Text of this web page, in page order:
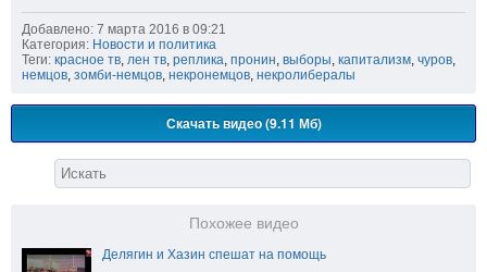
Добавлено: 7 марта 2016 в 09:21
Категория: Новости и политика
Теги: красное тв лен тв реплика пронин выборы капитализм чуров
немцов зомби-немцов некронемцов некролибералы
Скачать видео (9.11 Мб)
Похожее видео
Делягин и Хазин спешат на помощь